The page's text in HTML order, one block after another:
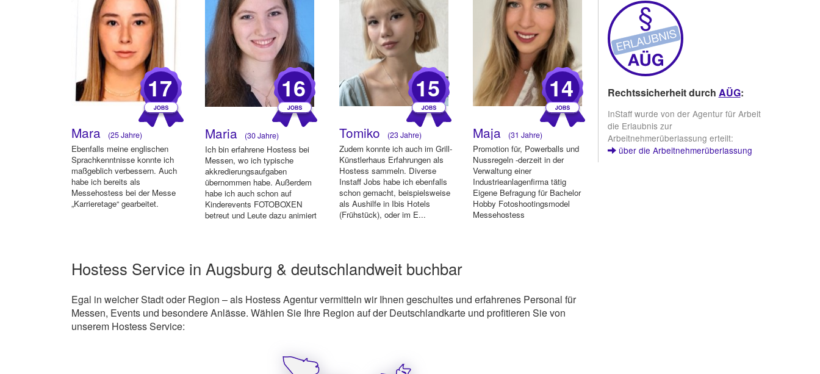
17
Mara (25 Jahre)
Ebenfalls meine englischen
Sprachkenntnisse konnte ich
maßgeblich verbessern. Auch
habe ich bereits als
Messehostess bei der Messe
„Karrieretage“ gearbeitet.
16
Maria (30 Jahre)
Ich bin erfahrene Hostess bei
Messen, wo ich typische
akkredierungsaufgaben
übernommen habe. Außerdem
habe ich auch schon auf
Kinderevents FOTOBOXEN
betreut und Leute dazu animiert
15
Tomiko (23 Jahre)
Zudem konnte ich auch im Grill-
Künstlerhaus Erfahrungen als
Hostess sammeln. Diverse
Instaff Jobs habe ich ebenfalls
schon gemacht, beispielsweise
als Aushilfe in Ibis Hotels
(Frühstück), oder im E...
14
Maja (31 Jahre)
Promotion für, Powerballs und
Nussregeln -derzeit in der
Verwaltung einer
Industrieanlagenfirma tätig
Eigene Befragung für Bachelor
Hobby Fotoshootingsmodel
Messehostess
Hostess Service in Augsburg & deutschlandweit buchbar
Egal in welcher Stadt oder Region – als Hostess Agentur vermitteln wir Ihnen geschultes und erfahrenes Personal für
Messen, Events und besondere Anlässe. Wählen Sie Ihre Region auf der Deutschlandkarte und profitieren Sie von
unserem Hostess Service:
Rechtssicherheit durch AÜG:
InStaff wurde von der Agentur für Arbeit
die Erlaubnis zur
Arbeitnehmerüberlassung erteilt:
über die Arbeitnehmerüberlassung